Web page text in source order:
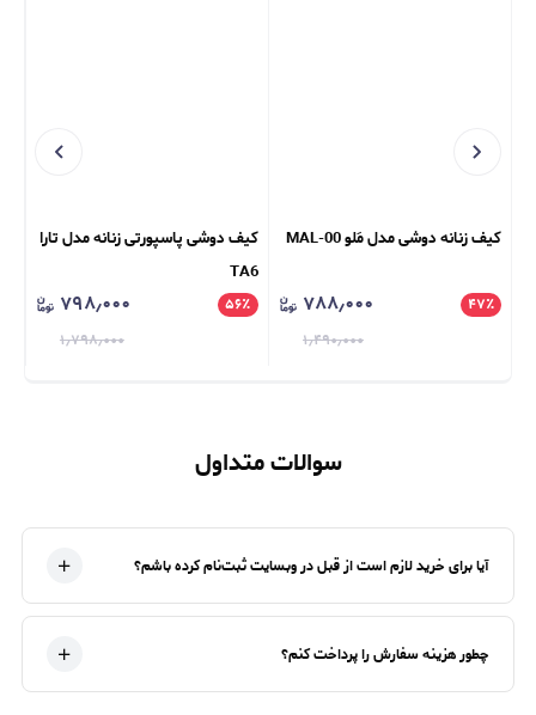
کیف زنانه دوشی مدل مَلو MAL-00
۴۷٪ ۷۸۸٫۰۰۰
۱٫۴۹۰٫۰۰۰
کیف دوشی پاسپورتی زنانه مدل تارا
TA6
۵۶٪ ۷۹۸٫۰۰۰
۱٫۷۹۸٫۰۰۰
سوالات متداول
آیا برای خرید لازم است از قبل در وبسایت ثبت‌نام کرده باشم؟
چطور هزینه سفارش را پرداخت کنم؟